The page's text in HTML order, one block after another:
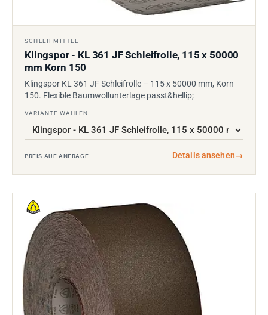
SCHLEIFMITTEL
Klingspor - KL 361 JF Schleifrolle, 115 x 50000
mm Korn 150
Klingspor KL 361 JF Schleifrolle – 115 x 50000 mm, Korn
150. Flexible Baumwollunterlage passt&hellip;
VARIANTE WÄHLEN
PREIS AUF ANFRAGE Details ansehen→